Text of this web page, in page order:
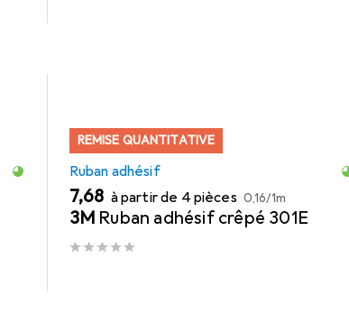
REMISE QUANTITATIVE
Ruban adhésif
EUR
7,68 à partir de 4 pièces EUR
0,16/1m
3M Ruban adhésif crêpé 301E